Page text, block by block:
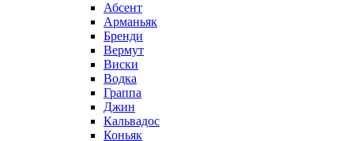
Абсент
Арманьяк
Бренди
Вермут
Виски
Водка
Граппа
Джин
Кальвадос
Коньяк